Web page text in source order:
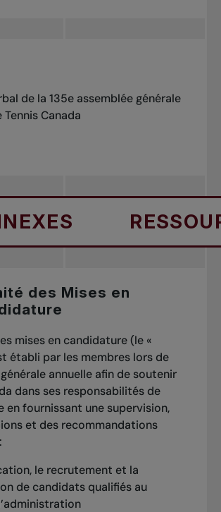
de la 135e assemblée générale
Tennis Canada
des Mises en
mises en candidature (le «
établi par les membres lors de
générale annuelle afin de soutenir
dans ses responsabilités de
en fournissant une supervision,
et des recommandations
le recrutement et la
de candidats qualifiés au